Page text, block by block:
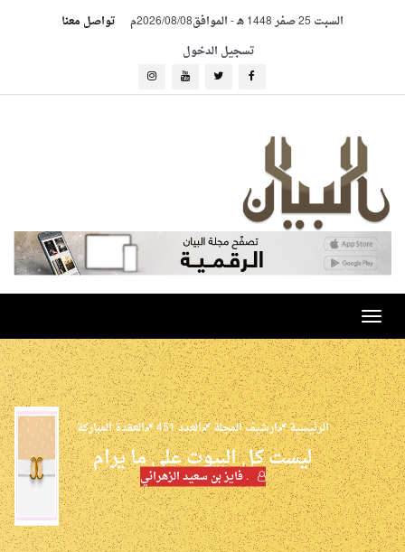
السبت 25 صفر 1448 هـ -الموافق2026/08/08م
تواصل معنا
تسجيل الدخول
Toggle
navigation
الرئيسية ارشيف المجلة العدد 451 العقدة المباركة
ليست كل البيوت على ما يرام
. فايز بن سعيد الزهراني